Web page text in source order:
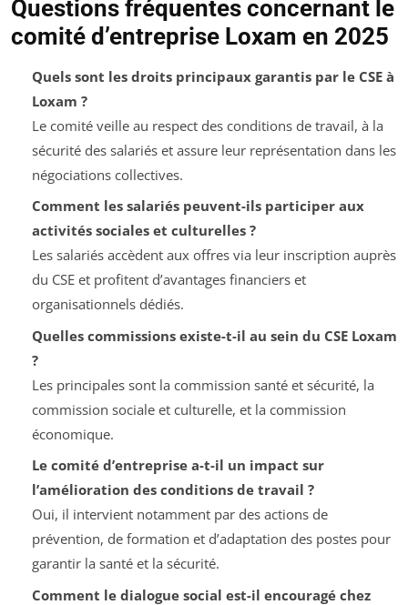
Questions fréquentes concernant le
comité d’entreprise Loxam en 2025
Quels sont les droits principaux garantis par le CSE à
Loxam ?
Le comité veille au respect des conditions de travail, à la
sécurité des salariés et assure leur représentation dans les
négociations collectives.
Comment les salariés peuvent-ils participer aux
activités sociales et culturelles ?
Les salariés accèdent aux offres via leur inscription auprès
du CSE et profitent d’avantages financiers et
organisationnels dédiés.
Quelles commissions existe-t-il au sein du CSE Loxam
?
Les principales sont la commission santé et sécurité, la
commission sociale et culturelle, et la commission
économique.
Le comité d’entreprise a-t-il un impact sur
l’amélioration des conditions de travail ?
Oui, il intervient notamment par des actions de
prévention, de formation et d’adaptation des postes pour
garantir la santé et la sécurité.
Comment le dialogue social est-il encouragé chez